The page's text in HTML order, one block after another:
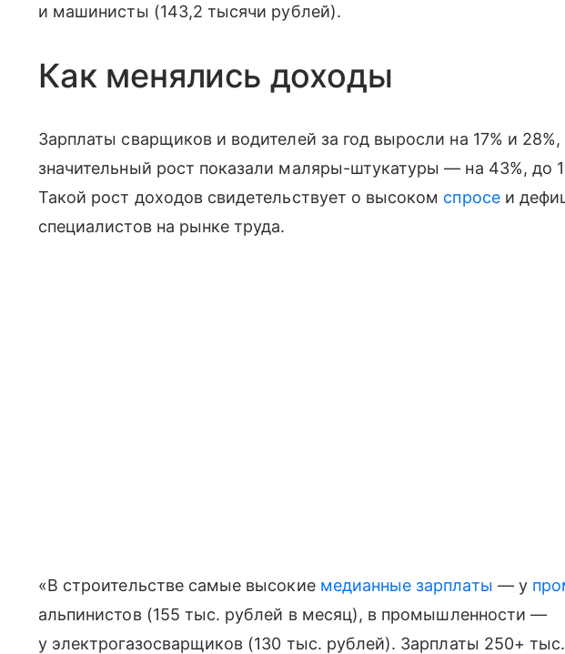
и машинисты (143,2 тысячи рублей).
Как менялись доходы
Зарплаты сварщиков и водителей за год выросли на 17% и
значительный рост показали маляры-штукатуры — на 43%, до
Такой рост доходов свидетельствует о высоком спросеи
специалистов на рынке труда.
«В строительстве самые высокие медианные зарплаты — у
альпинистов (155 тыс. рублей в месяц), в промышленности —
у электрогазосварщиков (130 тыс. рублей). Зарплаты 250+